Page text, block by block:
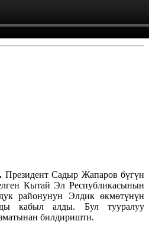
Президент Садыр Жапаров бүгүн
Кытай Эл Республикасынын
районунун Элдик ѳкмөтүнүн
кабыл алды. Бул тууралуу
билдиришти.